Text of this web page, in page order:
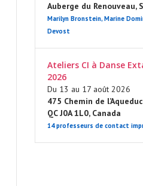
Auberge du Renouveau,
Marilyn Bronstein, Marine
Devost
Ateliers CI à Danse
2026
Du 13 au 17 août 2026
475 Chemin de
QC J0A 1L0, Canada
14 professeurs de contact